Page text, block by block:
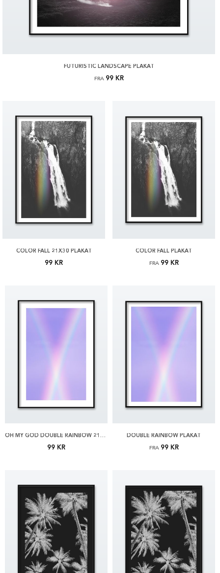
FUTURISTIC LANDSCAPE PLAKAT
FRA 99 KR
COLOR FALL 21X30 PLAKAT
99 KR
COLOR FALL PLAKAT
FRA 99 KR
OH MY GOD DOUBLE RAINBOW 21X30 PLAKAT
99 KR
DOUBLE RAINBOW PLAKAT
FRA 99 KR